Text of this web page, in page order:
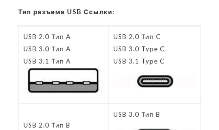
Тип разъема USB Ссылки:
USB 2.0 Тип A
USB 3.0 Тип A
USB 3.1 Тип A
USB 2.0 Тип C
USB 3.0 Type C
USB 3.1 Type C
USB 2.0 Тип B
USB 3.0 Тип B